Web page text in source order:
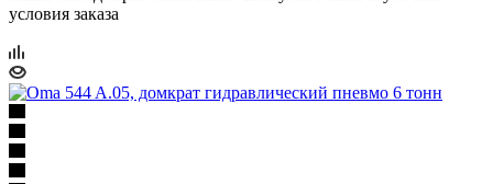
условия заказа